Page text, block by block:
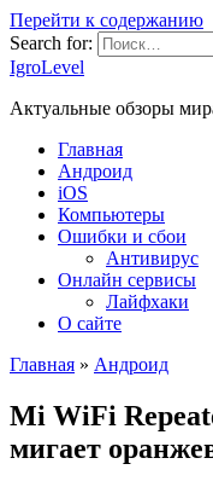
Перейти к содержанию
Search for:
IgroLevel
Актуальные обзоры
Главная
Андроид
iOS
Компьютеры
Ошибки и сбои
Антивирус
Онлайн сервисы
Лайфхаки
О сайте
Главная » Андроид
Mi WiFi
мигает